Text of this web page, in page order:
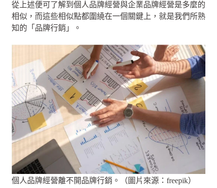
從上述便可了解到個人品牌經營與企業品牌經營是多麼的
相似，而這些相似點都圍繞在一個關鍵上，就是我們所熟
知的「品牌行銷」。
個人品牌經營離不開品牌行銷。（圖片來源：freepik）